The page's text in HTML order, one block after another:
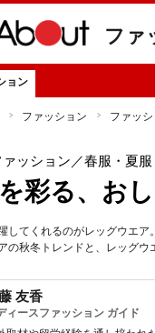
ファ
ョン
ファッション ファッ
ッション ／春服・夏
彩る、お
してくれるのがレッグウエ
の秋冬トレンドと、レッグウ
友香
ィースファッション ガイド